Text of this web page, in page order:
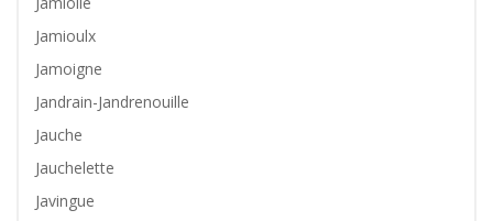
Jamioulx
Jamoigne
Jandrain-Jandrenouille
Jauche
Jauchelette
Javingue